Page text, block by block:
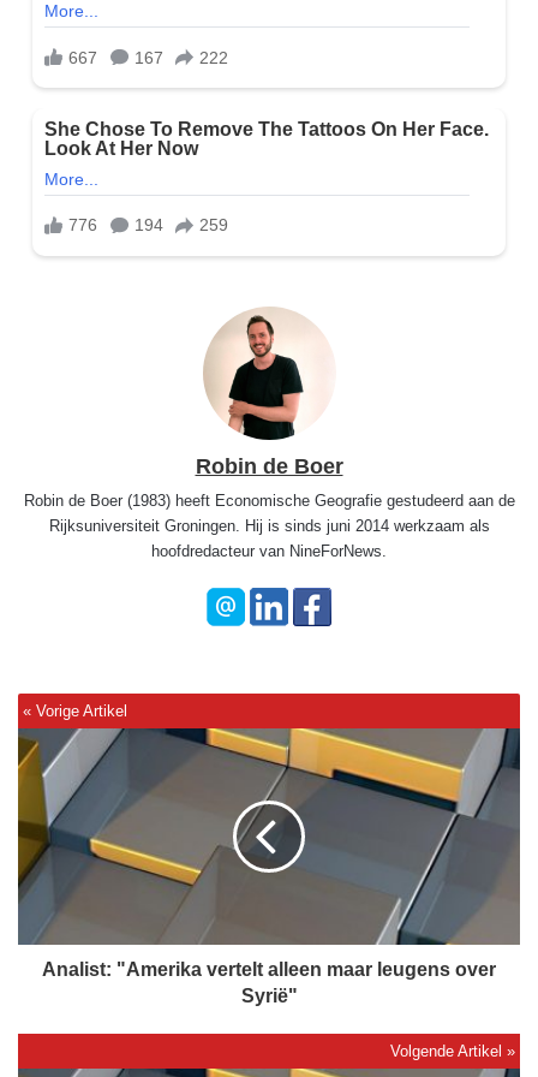
Robin de Boer
Robin de Boer (1983) heeft Economische Geografie gestudeerd aan de
Rijksuniversiteit Groningen. Hij is sinds juni 2014 werkzaam als
hoofdredacteur van NineForNews.
A
n
l
i
s
t
"
i
Analist: "Amerika vertelt alleen maar leugens over
Syrië"